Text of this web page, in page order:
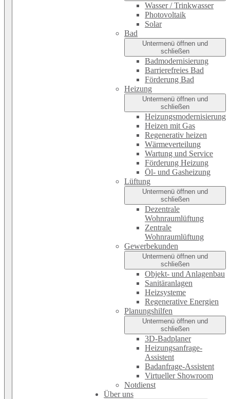
Wasser / Trinkwasser
Photovoltaik
Solar
Bad
Untermenü öffnen und
schließen
Badmodernisierung
Barrierefreies Bad
Förderung Bad
Heizung
Untermenü öffnen und
schließen
Heizungsmodernisierung
Heizen mit Gas
Regenerativ heizen
Wärmeverteilung
Wartung und Service
Förderung Heizung
Öl- und Gasheizung
Lüftung
Untermenü öffnen und
schließen
Dezentrale
Wohnraumlüftung
Zentrale
Wohnraumlüftung
Gewerbekunden
Untermenü öffnen und
schließen
Objekt- und Anlagenbau
Sanitäranlagen
Heizsysteme
Regenerative Energien
Planungshilfen
Untermenü öffnen und
schließen
3D-Badplaner
Heizungsanfrage-
Assistent
Badanfrage-Assistent
Virtueller Showroom
Notdienst
Über uns